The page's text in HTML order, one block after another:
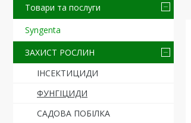
Товари та послуги
Syngenta
ЗАХИСТ РОСЛИН
ІНСЕКТИЦИДИ
ФУНГІЦИДИ
САДОВА ПОБІЛКА